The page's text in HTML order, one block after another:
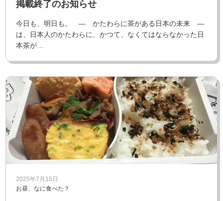
掲載終了のお知らせ
今日も、明日も。 ― かたわらに茶がある日本の未来 ―
は、日本人のかたわらに、かつて、なくてはならなかった日
本茶が…
2025年7月15日
お昼、なに食べた？